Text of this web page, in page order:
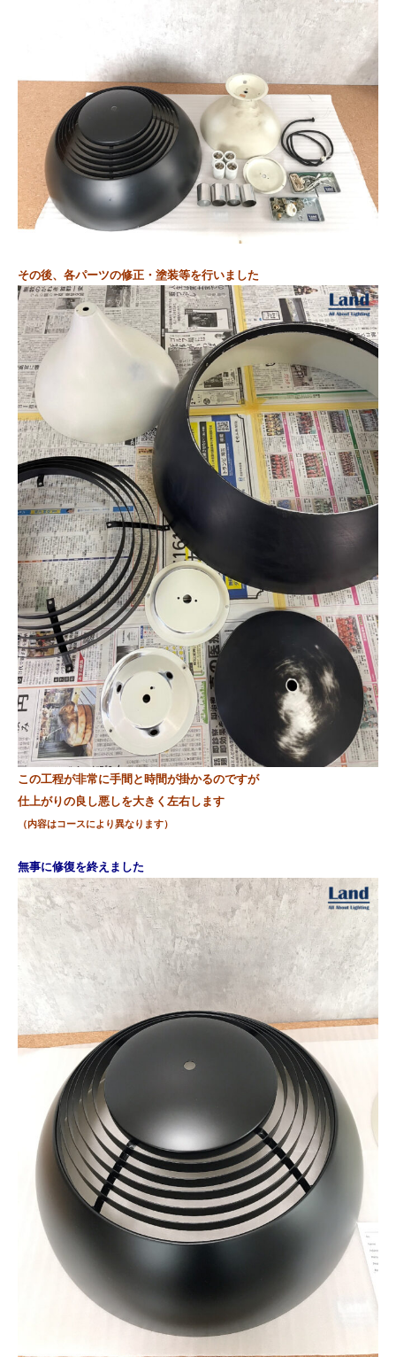
その後、各パーツの修正・塗装等を行いました
この工程が非常に手間と時間が掛かるのですが
仕上がりの良し悪しを大きく左右します
（内容はコースにより異なります）
無事に修復を終えました